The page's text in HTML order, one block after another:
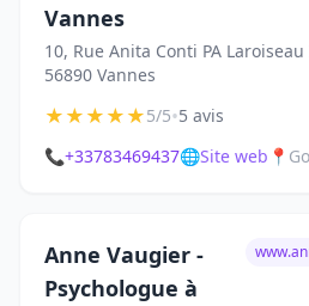
Vannes
10, Rue Anita Conti PA Laroiseau
56890 Vannes
★★★★★5/5•5 avis
📞+33783469437🌐Site web 📍
Anne Vaugier -
Psychologue à